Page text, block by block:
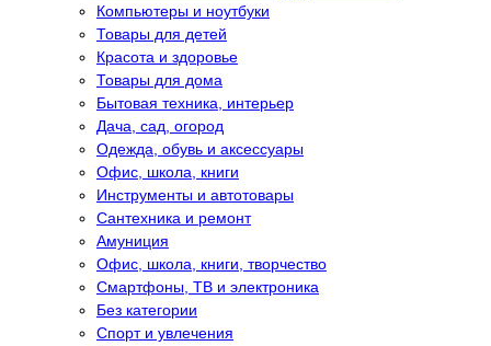
Компьютеры и ноутбуки
Товары для детей
Красота и здоровье
Товары для дома
Бытовая техника, интерьер
Дача, сад, огород
Одежда, обувь и аксессуары
Офис, школа, книги
Инструменты и автотовары
Сантехника и ремонт
Амуниция
Офис, школа, книги, творчество
Смартфоны, ТВ и электроника
Без категории
Спорт и увлечения